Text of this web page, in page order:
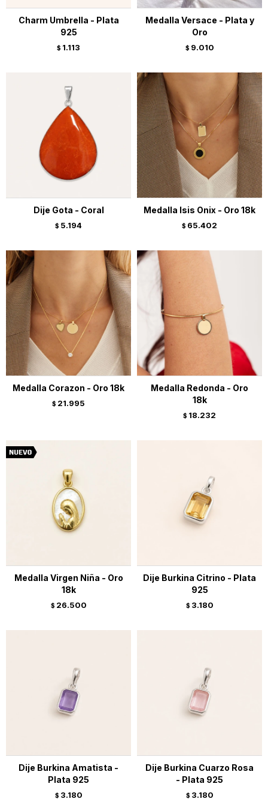
Charm Umbrella - Plata
925
$ 1.113
Medalla Versace - Plata y
Oro
$ 9.010
Dije Gota - Coral
$ 5.194
Medalla Isis Onix - Oro 18k
$ 65.402
Medalla Corazon - Oro 18k
$ 21.995
Medalla Redonda - Oro
18k
$ 18.232
Medalla Virgen Niña - Oro
18k
$ 26.500
Dije Burkina Citrino - Plata
925
$ 3.180
Dije Burkina Amatista -
Plata 925
$ 3.180
Dije Burkina Cuarzo Rosa
- Plata 925
$ 3.180